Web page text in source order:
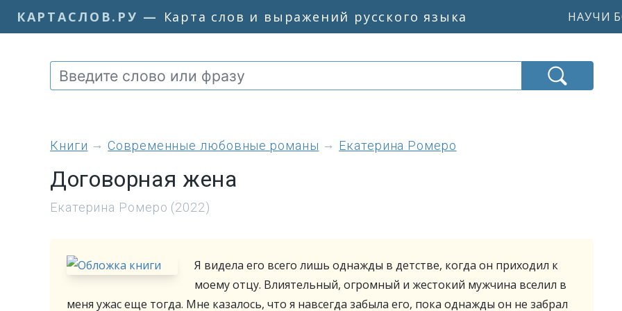
КАРТАСЛОВ.РУ — Карта слов и выражений русского языка НАУЧИ
книги Современные любовные романы Екатерина Ромеро
Договорная жена
Екатерина Ромеро (2022)
Я видела его всего лишь однажды в детстве, когда он приходил к
моему отцу. Влиятельный, огромный и жестокий мужчина вселил в
меня ужас еще тогда. Мне казалось, что я навсегда забыла его, пока однажды он не забрал